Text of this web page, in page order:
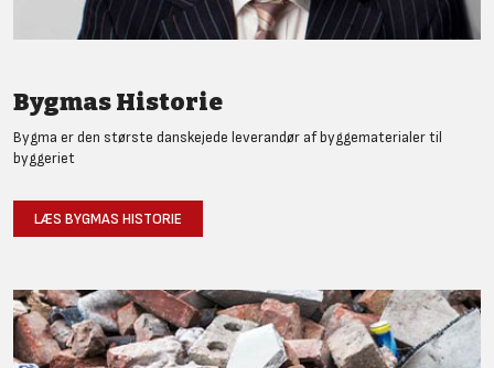
Bygmas Historie
Bygma er den største danskejede leverandør af byggematerialer til
byggeriet
LÆS BYGMAS HISTORIE